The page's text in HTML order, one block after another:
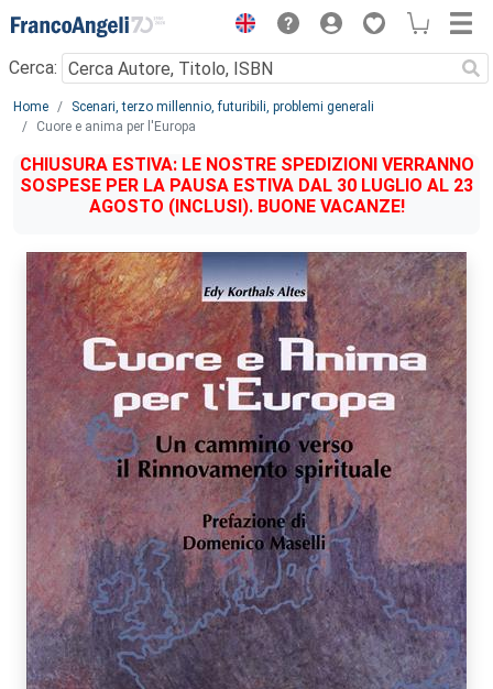
Menu
Cerca:
Main content
Home
Scenari, terzo millennio, futuribili, problemi generali
Cuore e anima per l'Europa
CHIUSURA ESTIVA: LE NOSTRE SPEDIZIONI VERRANNO
SOSPESE PER LA PAUSA ESTIVA DAL 30 LUGLIO AL 23
AGOSTO (INCLUSI). BUONE VACANZE!